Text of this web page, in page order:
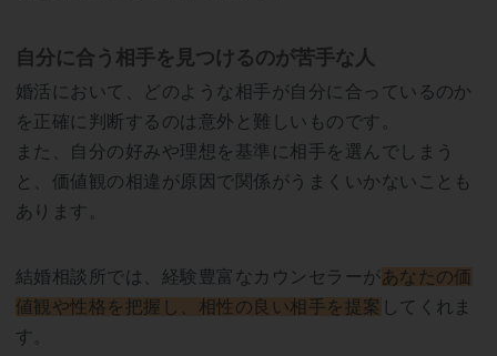
自分に合う相手を見つけるのが苦手な人
婚活において、どのような相手が自分に合っているのか
を正確に判断するのは意外と難しいものです。
また、自分の好みや理想を基準に相手を選んでしまう
と、価値観の相違が原因で関係がうまくいかないことも
あります。
結婚相談所では、経験豊富なカウンセラーがあなたの価
値観や性格を把握し、相性の良い相手を提案 してくれま
す。